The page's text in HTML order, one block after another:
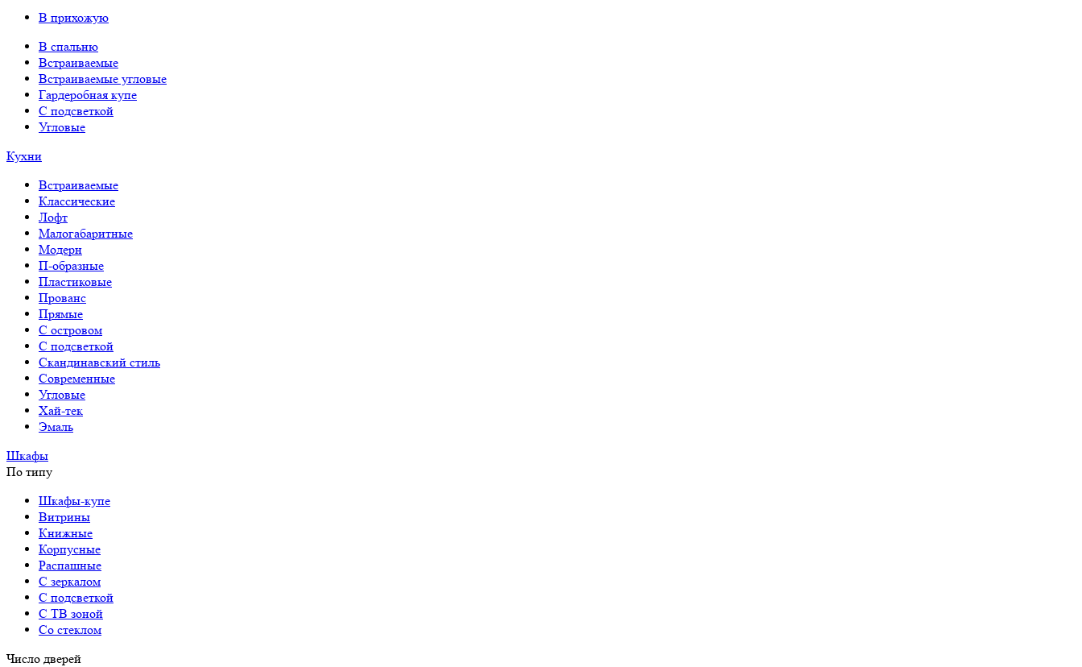
В прихожую
В спальню
Встраиваемые
Встраиваемые угловые
Гардеробная купе
С подсветкой
Угловые
Кухни
Встраиваемые
Классические
Лофт
Малогабаритные
Модерн
П-образные
Пластиковые
Прованс
Прямые
С островом
С подсветкой
Скандинавский стиль
Современные
Угловые
Хай-тек
Эмаль
Шкафы
По типу
Шкафы-купе
Витрины
Книжные
Корпусные
Распашные
С зеркалом
С подсветкой
С ТВ зоной
Со стеклом
Число дверей